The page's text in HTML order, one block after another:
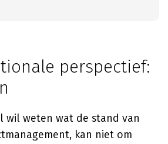
perspectief:
wil weten wat de stand van
kan niet om